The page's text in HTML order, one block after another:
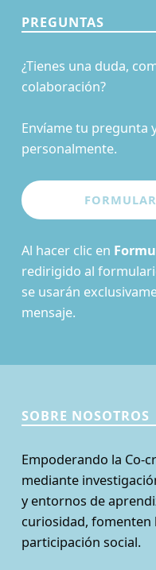
PREGUNTAS
¿Tienes una duda,
colaboración?
Envíame tu pregunta
personalmente.
Al hacer clic en
redirigido al
se usarán
mensaje.
SOBRE NOSOTROS
Empoderando la Co-
mediante
y entornos de
curiosidad, fomenten
participación social.